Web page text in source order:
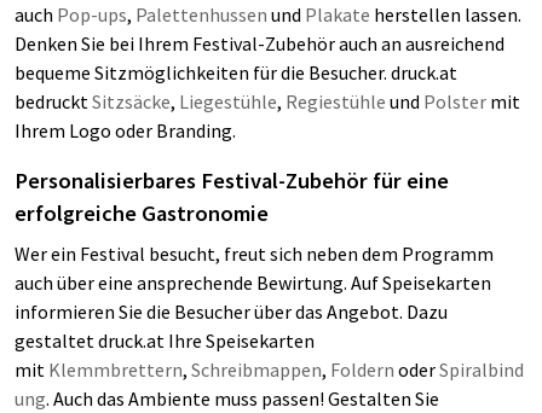
auch Pop-ups, Palettenhussen und Plakate herstellen lassen.
Denken Sie bei Ihrem Festival-Zubehör auch an ausreichend
bequeme Sitzmöglichkeiten für die Besucher. druck.at
bedrucktSitzsäcke, Liegestühle, Regiestühle und Polster mit
Ihrem Logo oder Branding.
Personalisierbares Festival-Zubehör für eine
erfolgreiche Gastronomie
Wer ein Festival besucht, freut sich neben dem Programm
auch über eine ansprechende Bewirtung. Auf Speisekarten
informieren Sie die Besucher über das Angebot. Dazu
gestaltet druck.at Ihre Speisekarten
mit Klemmbrettern, Schreibmappen, Foldern oderSpiralbind
ung. Auch das Ambiente muss passen! Gestalten Sie